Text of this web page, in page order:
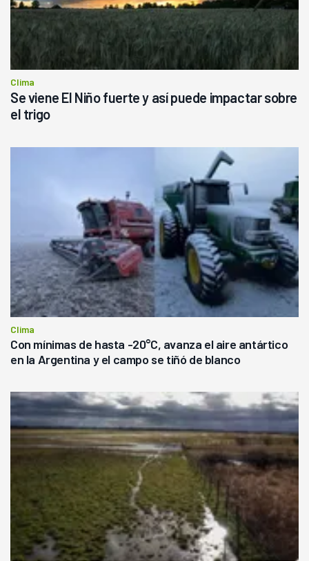
Clima
Se viene El Niño fuerte y así puede impactar sobre
el trigo
Clima
Con mínimas de hasta -20°C, avanza el aire antártico
en la Argentina y el campo se tiñó de blanco